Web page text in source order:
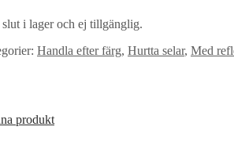
i lager och ej tillgänglig.
Handla efter färg, Hurtta selar, Med
produkt